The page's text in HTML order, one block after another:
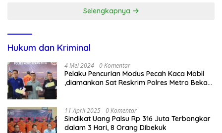
Selengkapnya
Hukum dan Kriminal
4 Mei 2024 0 Komentar
Pelaku Pencurian Modus Pecah Kaca Mobil
,diamankan Sat Reskrim Polres Metro Bekasi
11 April 2025 0 Komentar
Sindikat Uang Palsu Rp 316 Juta Terbongkar
dalam 3 Hari, 8 Orang Dibekuk